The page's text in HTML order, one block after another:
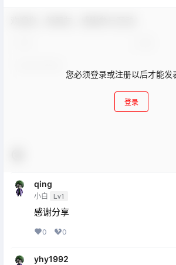
您必须登录或注册以后才能发
登录
qing
小白 Lv1
感谢分享
0 0
yhy1992